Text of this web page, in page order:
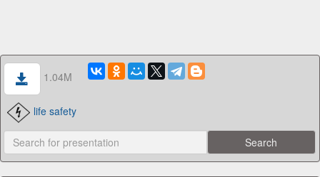
1.04M
life safety